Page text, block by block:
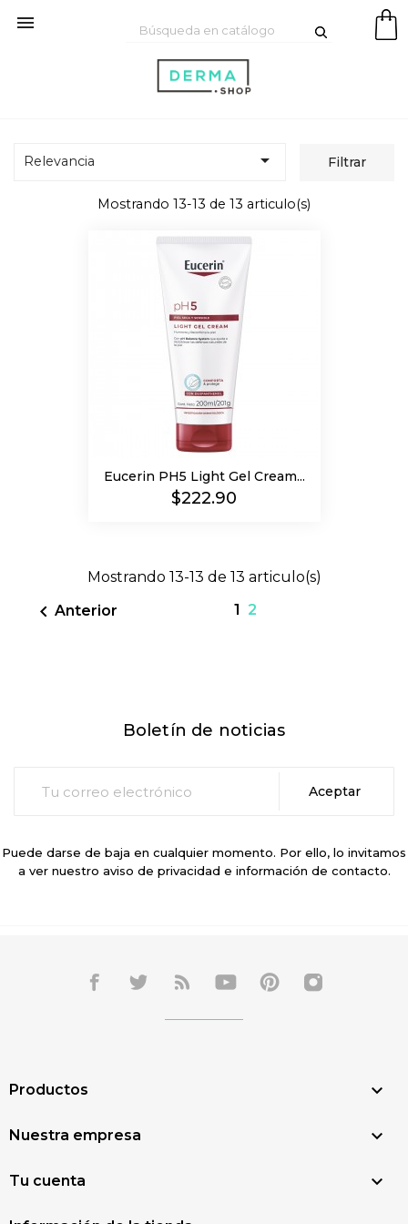

Relevancia  Filtrar
Mostrando 13-13 de 13 articulo(s)
Eucerin PH5 Light Gel Cream...
Precio
$222.90
Mostrando 13-13 de 13 articulo(s)
 Anterior 1 2
Boletín de noticias
Puede darse de baja en cualquier momento. Por ello, lo invitamos
a ver nuestro aviso de privacidad e información de contacto.
Productos 
Nuestra empresa 
Tu cuenta 